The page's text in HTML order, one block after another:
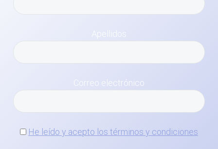
Apellidos
Correo electrónico
He leído y acepto los términos y condiciones